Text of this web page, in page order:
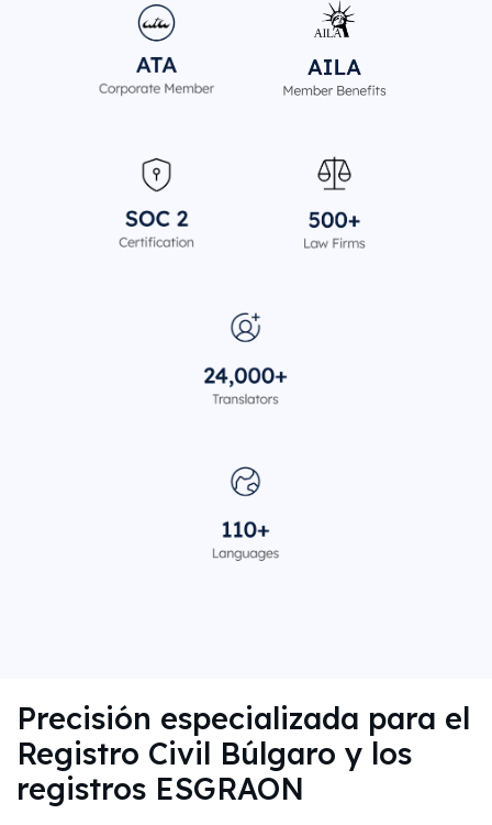
Precisión especializada para el
Registro Civil Búlgaro y los
registros ESGRAON